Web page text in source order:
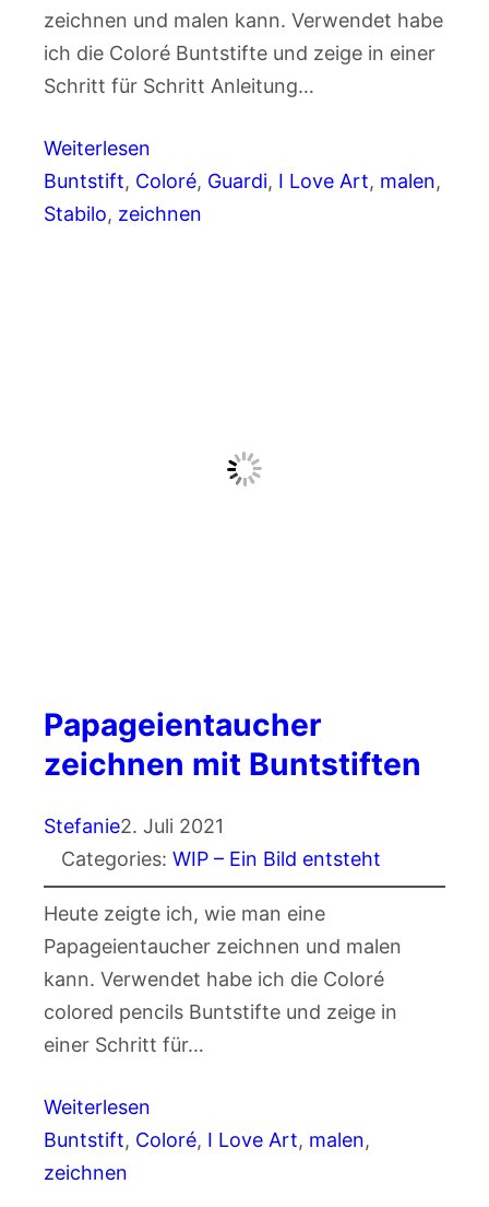
zeichnen und malen kann. Verwendet habe
ich die Coloré Buntstifte und zeige in einer
Schritt für Schritt Anleitung…
Weiterlesen
Buntstift, Coloré, Guardi, I Love Art, malen
Stabilo, zeichnen
Papageientaucher
zeichnen mit Buntstiften
Stefanie2. Juli 2021
Categories: WIP – Ein Bild entsteht
Heute zeigte ich, wie man eine
Papageientaucher zeichnen und malen
kann. Verwendet habe ich die Coloré
colored pencils Buntstifte und zeige in
einer Schritt für…
Weiterlesen
Buntstift, Coloré, I Love Art, malen
zeichnen